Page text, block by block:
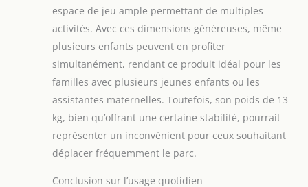
espace de jeu ample permettant de multiples
activités. Avec ces dimensions généreuses, même
plusieurs enfants peuvent en profiter
simultanément, rendant ce produit idéal pour les
familles avec plusieurs jeunes enfants ou les
assistantes maternelles. Toutefois, son poids de 13
kg, bien qu’offrant une certaine stabilité, pourrait
représenter un inconvénient pour ceux souhaitant
déplacer fréquemment le parc.
Conclusion sur l’usage quotidien